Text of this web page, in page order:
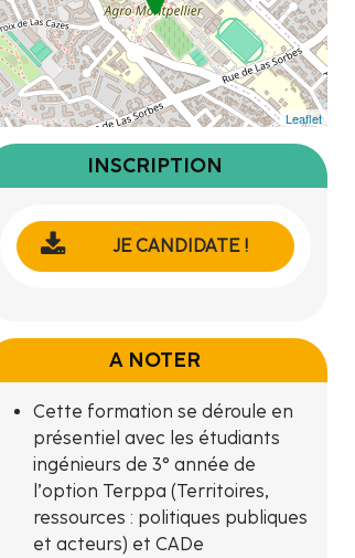
Leaflet
INSCRIPTION
JE CANDIDATE !
A NOTER
Cette formation se déroule en
présentiel avec les étudiants
ingénieurs de 3° année de
l’option Terppa (Territoires,
ressources : politiques publiques
et acteurs) et CADe